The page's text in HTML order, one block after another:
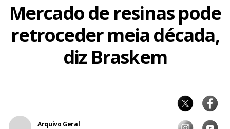
Mercado de resinas pode
retroceder meia década,
diz Braskem
Arquivo Geral